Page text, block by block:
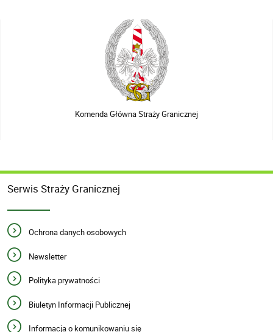
Komenda Główna Straży Granicznej
Serwis Straży Granicznej
Ochrona danych osobowych
Newsletter
Polityka prywatności
Biuletyn Informacji Publicznej
Informacja o komunikowaniu się